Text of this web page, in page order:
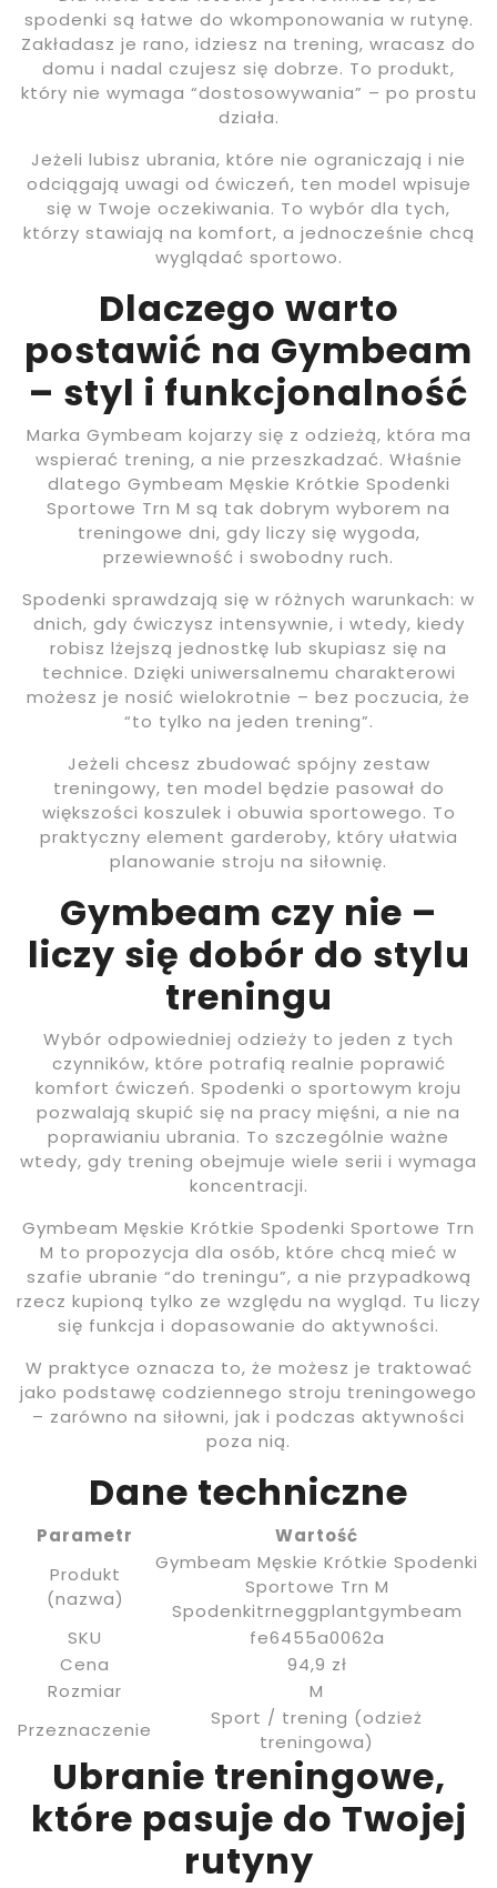
spodenki są łatwe do wkomponowania w rutynę.
Zakładasz je rano, idziesz na trening, wracasz do
domu i nadal czujesz się dobrze. To produkt,
który nie wymaga “dostosowywania” – po prostu
działa.
Jeżeli lubisz ubrania, które nie ograniczają i nie
odciągają uwagi od ćwiczeń, ten model wpisuje
się w Twoje oczekiwania. To wybór dla tych,
którzy stawiają na komfort, a jednocześnie chcą
wyglądać sportowo.
Dlaczego warto
postawić na Gymbeam
– styl i funkcjonalność
Marka Gymbeam kojarzy się z odzieżą, która ma
wspierać trening, a nie przeszkadzać. Właśnie
dlatego Gymbeam Męskie Krótkie Spodenki
Sportowe Trn M są tak dobrym wyborem na
treningowe dni, gdy liczy się wygoda,
przewiewność i swobodny ruch.
Spodenki sprawdzają się w różnych warunkach: w
dnich, gdy ćwiczysz intensywnie, i wtedy, kiedy
robisz lżejszą jednostkę lub skupiasz się na
technice. Dzięki uniwersalnemu charakterowi
możesz je nosić wielokrotnie – bez poczucia, że
“to tylko na jeden trening”.
Jeżeli chcesz zbudować spójny zestaw
treningowy, ten model będzie pasował do
większości koszulek i obuwia sportowego. To
praktyczny element garderoby, który ułatwia
planowanie stroju na siłownię.
Gymbeam czy nie –
liczy się dobór do stylu
treningu
Wybór odpowiedniej odzieży to jeden z tych
czynników, które potrafią realnie poprawić
komfort ćwiczeń. Spodenki o sportowym kroju
pozwalają skupić się na pracy mięśni, a nie na
poprawianiu ubrania. To szczególnie ważne
wtedy, gdy trening obejmuje wiele serii i wymaga
koncentracji.
Gymbeam Męskie Krótkie Spodenki Sportowe Trn
M to propozycja dla osób, które chcą mieć w
szafie ubranie “do treningu”, a nie przypadkową
rzecz kupioną tylko ze względu na wygląd. Tu liczy
się funkcja i dopasowanie do aktywności.
W praktyce oznacza to, że możesz je traktować
jako podstawę codziennego stroju treningowego
– zarówno na siłowni, jak i podczas aktywności
poza nią.
Dane techniczne
Parametr
Wartość
Produkt
(nazwa)
Gymbeam Męskie Krótkie Spodenki
Sportowe Trn M
Spodenkitrneggplantgymbeam
SKU
fe6455a0062a
Cena
94,9 zł
Rozmiar
M
Przeznaczenie
Sport / trening (odzież
treningowa)
Ubranie treningowe,
które pasuje do Twojej
rutyny